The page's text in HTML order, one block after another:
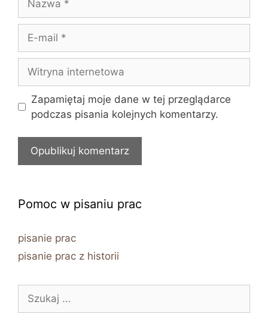
mail
internetowa
Zapamiętaj moje dane w tej przeglądarce
podczas pisania kolejnych komentarzy.
Pomoc w pisaniu prac
pisanie prac
pisanie prac z historii
Szukaj: